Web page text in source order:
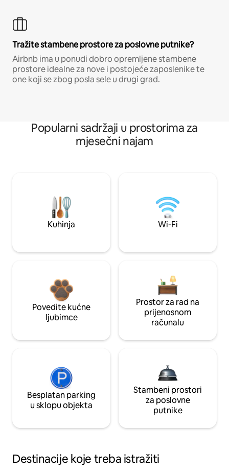
Tražite stambene prostore za poslovne putnike?
Airbnb ima u ponudi dobro opremljene stambene
prostore idealne za nove i postojeće zaposlenike te
one koji se zbog posla sele u drugi grad.
Popularni sadržaji u prostorima za
mjesečni najam
Kuhinja Wi-Fi
Povedite kućne
ljubimce
Prostor za rad na
prijenosnom
računalu
Besplatan parking
u sklopu objekta
Stambeni prostori
za poslovne
putnike
Destinacije koje treba istražiti